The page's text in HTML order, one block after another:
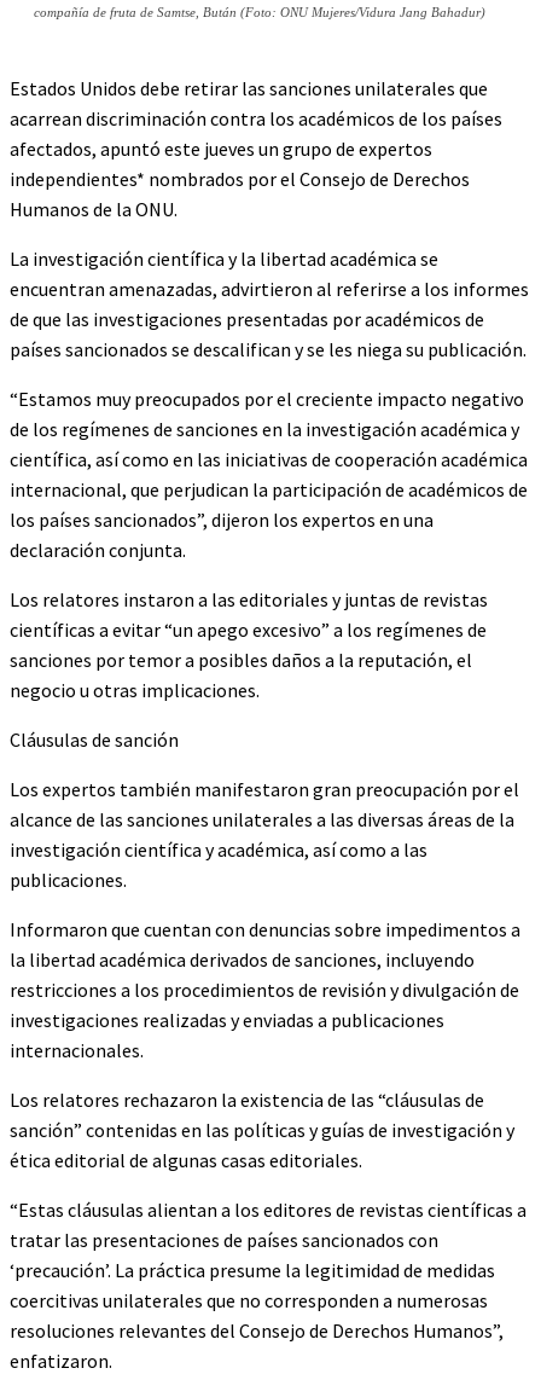
compañía de fruta de Samtse, Bután (Foto: ONU Mujeres/Vidura Jang Bahadur)
Estados Unidos debe retirar las sanciones unilaterales que
acarrean discriminación contra los académicos de los países
afectados, apuntó este jueves un grupo de expertos
independientes* nombrados por el Consejo de Derechos
Humanos de la ONU.
La investigación científica y la libertad académica se
encuentran amenazadas, advirtieron al referirse a los informes
de que las investigaciones presentadas por académicos de
países sancionados se descalifican y se les niega su publicación.
“Estamos muy preocupados por el creciente impacto negativo
de los regímenes de sanciones en la investigación académica y
científica, así como en las iniciativas de cooperación académica
internacional, que perjudican la participación de académicos de
los países sancionados”, dijeron los expertos en una
declaración conjunta.
Los relatores instaron a las editoriales y juntas de revistas
científicas a evitar “un apego excesivo” a los regímenes de
sanciones por temor a posibles daños a la reputación, el
negocio u otras implicaciones.
Cláusulas de sanción
Los expertos también manifestaron gran preocupación por el
alcance de las sanciones unilaterales a las diversas áreas de la
investigación científica y académica, así como a las
publicaciones.
Informaron que cuentan con denuncias sobre impedimentos a
la libertad académica derivados de sanciones, incluyendo
restricciones a los procedimientos de revisión y divulgación de
investigaciones realizadas y enviadas a publicaciones
internacionales.
Los relatores rechazaron la existencia de las “cláusulas de
sanción” contenidas en las políticas y guías de investigación y
ética editorial de algunas casas editoriales.
“Estas cláusulas alientan a los editores de revistas científicas a
tratar las presentaciones de países sancionados con
‘precaución’. La práctica presume la legitimidad de medidas
coercitivas unilaterales que no corresponden a numerosas
resoluciones relevantes del Consejo de Derechos Humanos”,
enfatizaron.